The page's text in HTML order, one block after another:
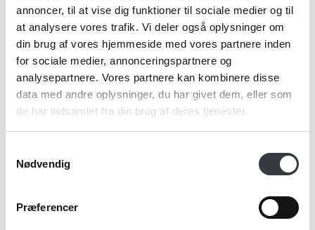
annoncer, til at vise dig funktioner til sociale medier og til
at analysere vores trafik. Vi deler også oplysninger om
din brug af vores hjemmeside med vores partnere inden
for sociale medier, annonceringspartnere og
analysepartnere. Vores partnere kan kombinere disse
data med andre oplysninger, du har givet dem, eller som
de har indsamlet fra din brug af deres tjenester.
Nødvendig
Præferencer
Firma*
Telefonnr.*